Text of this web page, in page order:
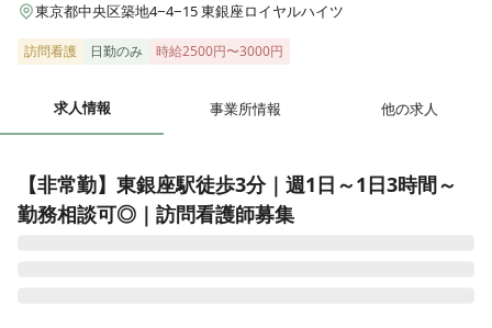
東京都中央区築地4−4−15 東銀座ロイヤルハイツ
訪問看護 日勤のみ 時給2500円〜3000円
求人情報 事業所情報 他の求人
【非常勤】東銀座駅徒歩3分｜週1日～1日3時間～
勤務相談可◎｜訪問看護師募集